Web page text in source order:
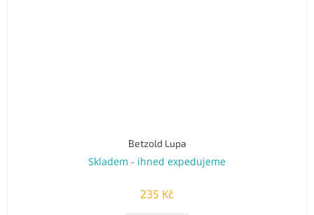
Betzold Lupa
Skladem - ihned expedujeme
235 Kč